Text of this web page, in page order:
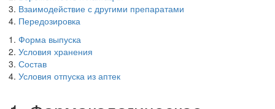
Взаимодействие с другими препаратами
Передозировка
Форма выпуска
Условия хранения
Состав
Условия отпуска из аптек